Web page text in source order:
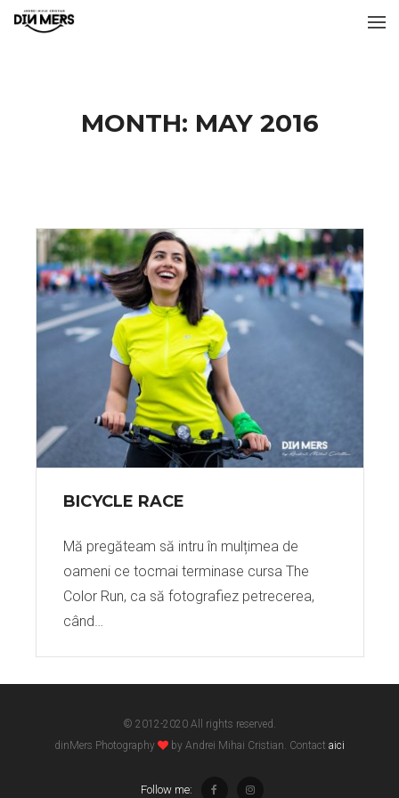
MONTH: MAY 2016
BICYCLE RACE
Mă pregăteam să intru în mulțimea de
oameni ce tocmai terminase cursa The
Color Run, ca să fotografiez petrecerea,
când…
© 2012-2020 All rights reserved.
dinMers Photography
by Andrei Mihai Cristian. Contact aici
Follow me: